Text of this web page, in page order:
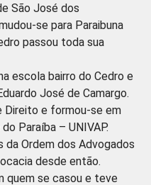
São José dos
se para Paraibuna
passou toda sua
escola bairro do Cedro e
José de Camargo.
Direito e formou-se em
Paraíba – UNIVAP.
da Ordem dos Advogados
desde então.
quem se casou e teve